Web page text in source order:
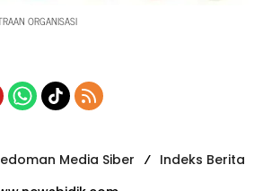
ORGANISASI
Media Siber
Indeks Berita